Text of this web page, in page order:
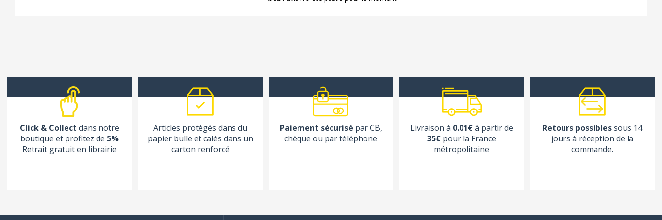
Click & Collect dans notre
boutique et profitez de 5%
Retrait gratuit en librairie
Articles protégés dans du
papier bulle et calés dans un
carton renforcé
Paiement sécurisé par CB,
chèque ou par téléphone
Livraison à 0.01€à partir de
35€ pour la France
métropolitaine
Retours possiblessous 14
jours à réception de la
commande.